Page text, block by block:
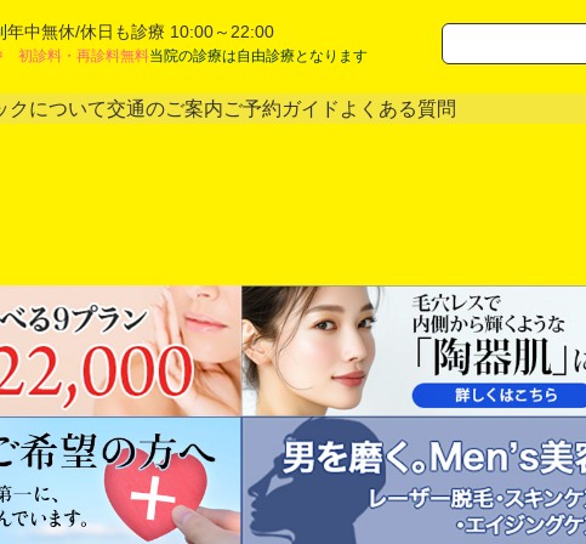
年中無休/休日も診療 10:00～22:00
初診料・再診料無料当院の診療は自由診療となります
クについて交通のご案内ご予約ガイド よくある質問